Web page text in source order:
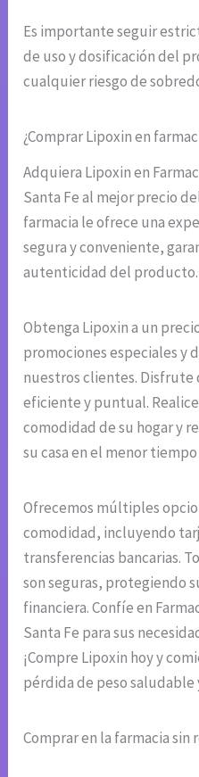
Es importante seguir
de uso y dosificación del
cualquier riesgo de
¿Comprar Lipoxin en
Adquiera Lipoxin en
Santa Fe al mejor precio
farmacia le ofrece una
segura y conveniente,
autenticidad del producto.
Obtenga Lipoxin a un
promociones especiales y
nuestros clientes. Disfrute
eficiente y puntual.
comodidad de su hogar y
su casa en el menor
Ofrecemos múltiples
comodidad, incluyendo
transferencias bancarias.
son seguras, protegiendo
financiera. Confíe en
Santa Fe para sus
¡Compre Lipoxin hoy y
pérdida de peso saludable
Comprar en la farmacia sin